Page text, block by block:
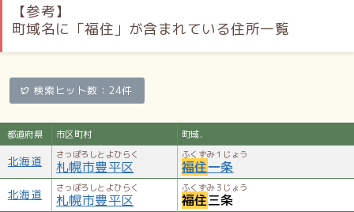
札幌ドーム／月寒グリーンドーム／さっぽろ羊ヶ丘展望台／
札幌ハリストス正教会／北海道農業専門学校／八紘学園花菖
交通機関
ミナル（福住2-1）／北海道中央バスが地区内の路線を運
行。
新天地へ
1871年（明治4年）に北海道開拓使永野大主典が盛岡で、移
【参考】
町域名に「福住」が含まれている住所一覧
検索ヒット数：24件
都道府県 市区町村 町域.
北海道 さっぽろしとよひらく
札幌市豊平区
ふくずみ１じょう
福住一条
北海道 さっぽろしとよひらく
札幌市豊平区
ふくずみ３じょう
福住三条